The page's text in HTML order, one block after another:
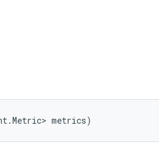
metrics)